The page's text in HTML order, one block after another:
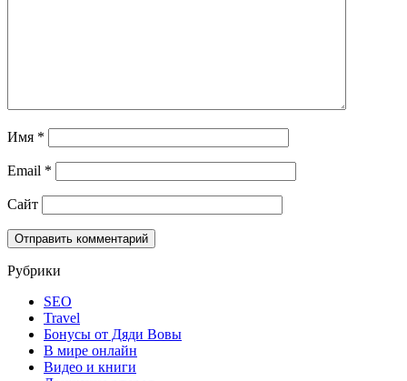
Имя *
Email *
Сайт
Рубрики
SEO
Travel
Бонусы от Дяди Вовы
В мире онлайн
Видео и книги